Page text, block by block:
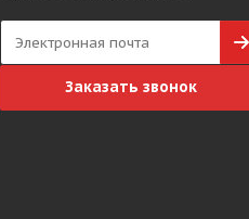
Заказать звонок